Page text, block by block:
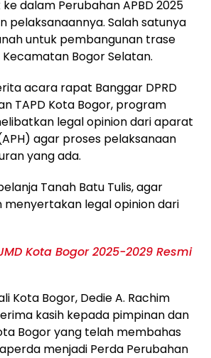
dalam Perubahan APBD 2025
pelaksanaannya. Salah satunya
untuk pembangunan trase
Kecamatan Bogor Selatan.
acara rapat Banggar DPRD
TAPD Kota Bogor, program
legal opinion dari aparat
agar proses pelaksanaan
yang ada.
Tanah Batu Tulis, agar
menyertakan legal opinion dari
Kota Bogor 2025-2029 Resmi
Kota Bogor, Dedie A. Rachim
kasih kepada pimpinan dan
Bogor yang telah membahas
menjadi Perda Perubahan